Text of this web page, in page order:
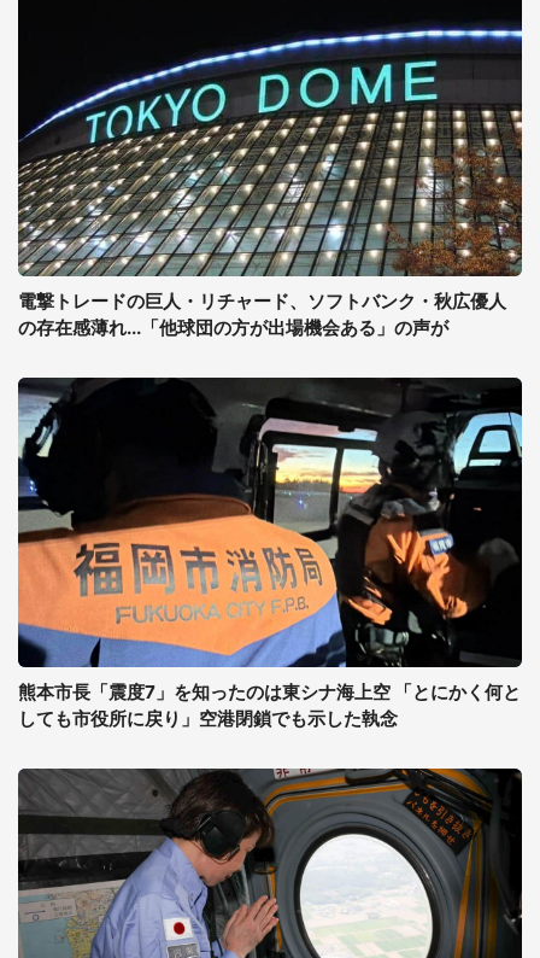
電撃トレードの巨人・リチャード、ソフトバンク・秋広優人
の存在感薄れ...「他球団の方が出場機会ある」の声が
熊本市長「震度7」を知ったのは東シナ海上空 「とにかく何と
しても市役所に戻り」空港閉鎖でも示した執念